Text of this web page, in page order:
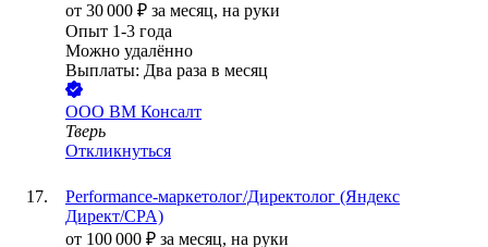
от 30 000 ₽ за месяц, на руки
Опыт 1-3 года
Можно удалённо
Выплаты: Два раза в месяц
ООО ВМ Консалт
Тверь
Откликнуться
Performance-маркетолог/Директолог (Яндекс
Директ/CPA)
от 100 000 ₽ за месяц, на руки